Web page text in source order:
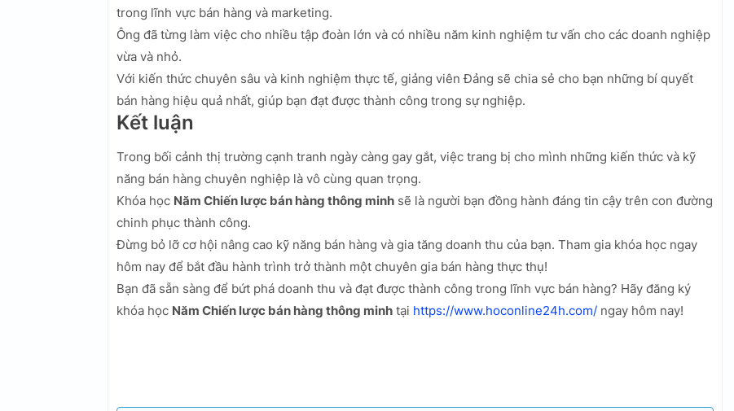
trong lĩnh vực bán hàng và marketing.
Ông đã từng làm việc cho nhiều tập đoàn lớn và có nhiều năm kinh nghiệm tư vấn cho các doanh nghiệp
vừa và nhỏ.
Với kiến thức chuyên sâu và kinh nghiệm thực tế, giảng viên Đảng sẽ chia sẻ cho bạn những bí quyết
bán hàng hiệu quả nhất, giúp bạn đạt được thành công trong sự nghiệp.
Kết luận
Trong bối cảnh thị trường cạnh tranh ngày càng gay gắt, việc trang bị cho mình những kiến thức và kỹ
năng bán hàng chuyên nghiệp là vô cùng quan trọng.
Khóa học Năm Chiến lược bán hàng thông minh sẽ là người bạn đồng hành đáng tin cậy trên con đường
chinh phục thành công.
Đừng bỏ lỡ cơ hội nâng cao kỹ năng bán hàng và gia tăng doanh thu của bạn. Tham gia khóa học ngay
hôm nay để bắt đầu hành trình trở thành một chuyên gia bán hàng thực thụ!
Bạn đã sẵn sàng để bứt phá doanh thu và đạt được thành công trong lĩnh vực bán hàng? Hãy đăng ký
khóa học Năm Chiến lược bán hàng thông minh tại https://www.hoconline24h.com/ ngay hôm nay!